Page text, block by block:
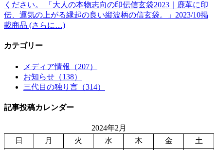
ください。 「大人の本物志向の印伝信玄袋2023｜鹿革に印
伝、運気の上がる縁起の良い縦波柄の信玄袋。」2023/10掲
載商品 (さらに…)
カテゴリー
メディア情報（207）
お知らせ（138）
三代目の独り言（314）
記事投稿カレンダー
2024年2月
日
月 火 水 木 金
土